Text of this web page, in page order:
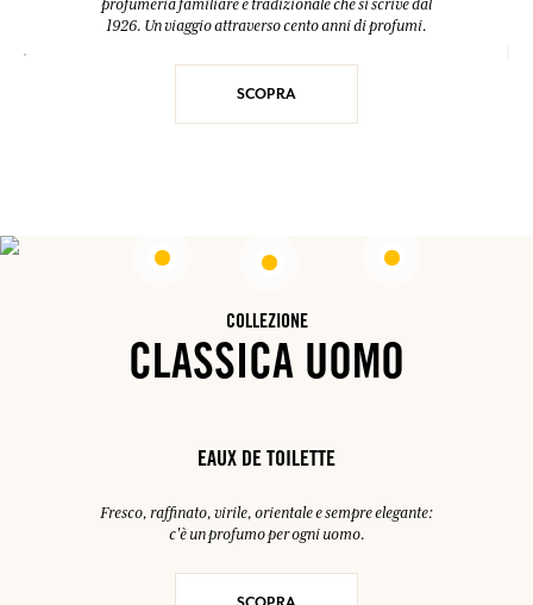
profumeria familiare e tradizionale che si scrive dal
1926. Un viaggio attraverso cento anni di profumi.
SCOPRA
COLLEZIONE
CLASSICA UOMO
EAUX DE TOILETTE
Fresco, raffinato, virile, orientale e sempre elegante:
c'è un profumo per ogni uomo.